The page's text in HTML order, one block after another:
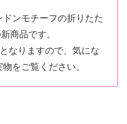
ンモチーフの折りたた
商品です。
なりますので、気にな
をご覧ください。